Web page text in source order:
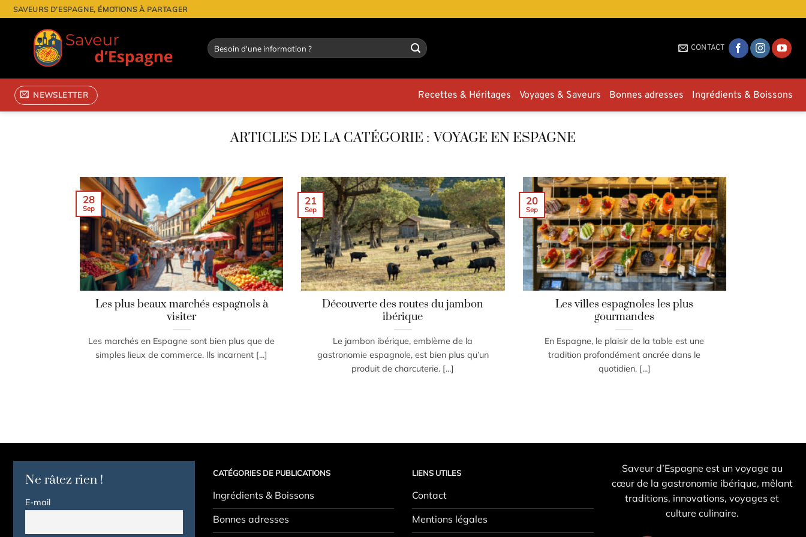
Passer
au
contenu
SAVEURS D’ESPAGNE, ÉMOTIONS À PARTAGER
CONTACT
NEWSLETTER Recettes & Héritages Voyages & Saveurs Bonnes adresses Ingrédients & Boissons
VOYAGE EN ESPAGNE
Les plus beaux marchés espagnols à
visiter
Les marchés en Espagne sont bien plus que de
simples lieux de commerce. Ils incarnent [...]
28
Sep
Découverte des routes du jambon
ibérique
Le jambon ibérique, emblème de la
gastronomie espagnole, est bien plus qu’un
produit de charcuterie. [...]
21
Sep
Les villes espagnoles les plus
gourmandes
En Espagne, le plaisir de la table est une
tradition profondément ancrée dans le
quotidien. [...]
20
Sep
Ne râtez rien !
E-mail
CATÉGORIES DE PUBLICATIONS
Ingrédients & Boissons
Bonnes adresses
LIENS UTILES
Contact
Mentions légales
Saveur d’Espagne est un voyage au
cœur de la gastronomie ibérique, mêlant
traditions, innovations, voyages et
culture culinaire.